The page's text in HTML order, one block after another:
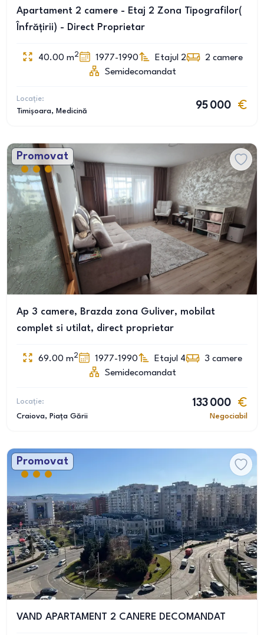
Apartament 2 camere - Etaj 2 Zona Tipografilor(
Înfrățirii) - Direct Proprietar
40.00 m2 1977-1990 Etajul 2 2 camere
Semidecomandat
Locație:
Timișoara, Medicină
95 000
Promovat
Ap 3 camere, Brazda zona Guliver, mobilat
complet si utilat, direct proprietar
69.00 m2 1977-1990 Etajul 4 3 camere
Semidecomandat
Locație:
Craiova, Piața Gării
133 000
Negociabil
Promovat
VAND APARTAMENT 2 CANERE DECOMANDAT